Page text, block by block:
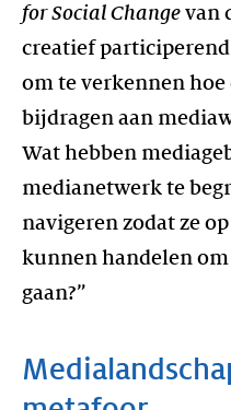
for Social Change van
creatief
om te verkennen
bijdragen aan
Wat hebben
medianetwerk te
navigeren zodat ze
kunnen handelen
gaan?”